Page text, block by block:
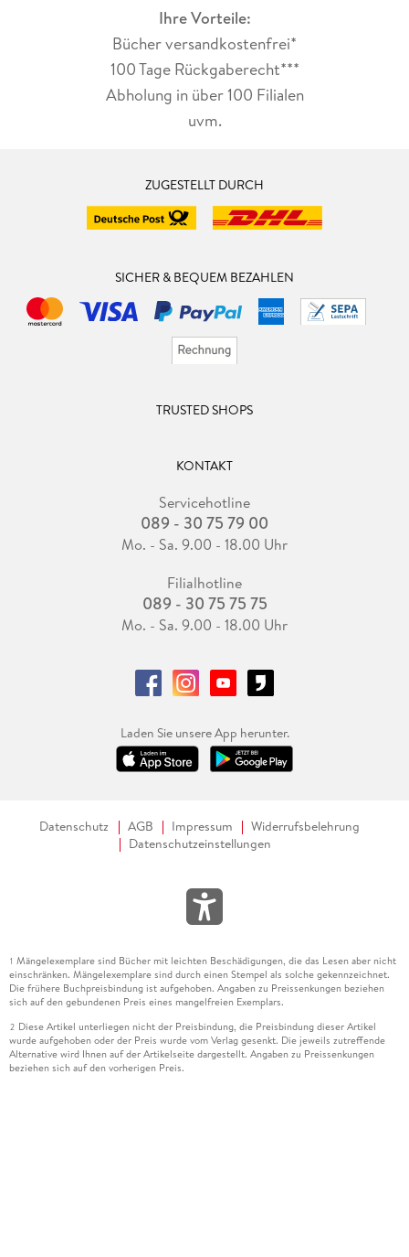
Ihre Vorteile:
Bücher versandkostenfrei*
100 Tage Rückgaberecht***
Abholung in über 100 Filialen
uvm.
ZUGESTELLT DURCH
SICHER & BEQUEM BEZAHLEN
TRUSTED SHOPS
KONTAKT
Servicehotline
089 - 30 75 79 00
Mo. - Sa. 9.00 - 18.00 Uhr
Filialhotline
089 - 30 75 75 75
Mo. - Sa. 9.00 - 18.00 Uhr
Laden Sie unsere App herunter.
Datenschutz AGB Impressum
Widerrufsbelehrung
Datenschutzeinstellungen
1 Mängelexemplare sind Bücher mit leichten Beschädigungen, die das Lesen aber nicht
einschränken. Mängelexemplare sind durch einen Stempel als solche gekennzeichnet.
Die frühere Buchpreisbindung ist aufgehoben. Angaben zu Preissenkungen beziehen
sich auf den gebundenen Preis eines mangelfreien Exemplars.
2 Diese Artikel unterliegen nicht der Preisbindung, die Preisbindung dieser Artikel
wurde aufgehoben oder der Preis wurde vom Verlag gesenkt. Die jeweils zutreffende
Alternative wird Ihnen auf der Artikelseite dargestellt. Angaben zu Preissenkungen
beziehen sich auf den vorherigen Preis.